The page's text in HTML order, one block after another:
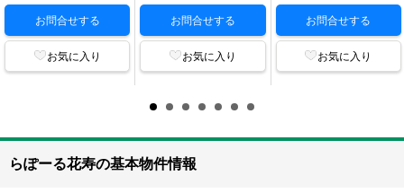
お問合せする
お気に入り
お問合せする
お気に入り
お問合せする
お気に入り
らぽーる花寿の基本物件情報